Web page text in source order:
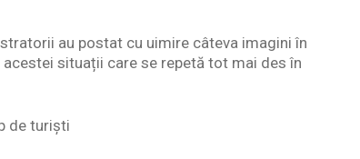
au postat cu uimire câteva imagini în
situații care se repetă tot mai des în
de turiști